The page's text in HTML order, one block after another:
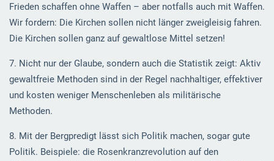
Frieden schaffen ohne Waffen – aber notfalls auch mit Waffen.
Wir fordern: Die Kirchen sollen nicht länger zweigleisig fahren.
Die Kirchen sollen ganz auf gewaltlose Mittel setzen!
7. Nicht nur der Glaube, sondern auch die Statistik zeigt: Aktiv
gewaltfreie Methoden sind in der Regel nachhaltiger, effektiver
und kosten weniger Menschenleben als militärische
Methoden.
8. Mit der Bergpredigt lässt sich Politik machen, sogar gute
Politik. Beispiele: die Rosenkranzrevolution auf den